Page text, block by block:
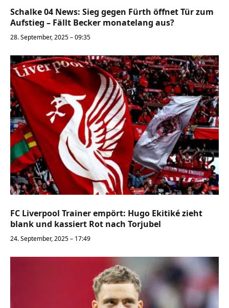
Schalke 04 News: Sieg gegen Fürth öffnet Tür zum
Aufstieg – Fällt Becker monatelang aus?
28. September, 2025 – 09:35
FC Liverpool Trainer empört: Hugo Ekitiké zieht
blank und kassiert Rot nach Torjubel
24. September, 2025 – 17:49